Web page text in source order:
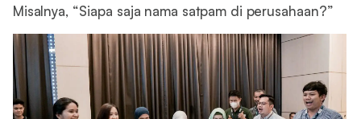
Misalnya, “Siapa saja nama satpam di perusahaan?”